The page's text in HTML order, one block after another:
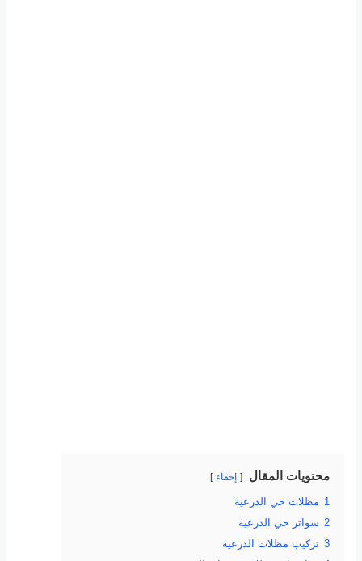
محتويات المقال إخفاء
1 مظلات حي الدرعية
2 سواتر حي الدرعية
3 تركيب مظلات الدرعية